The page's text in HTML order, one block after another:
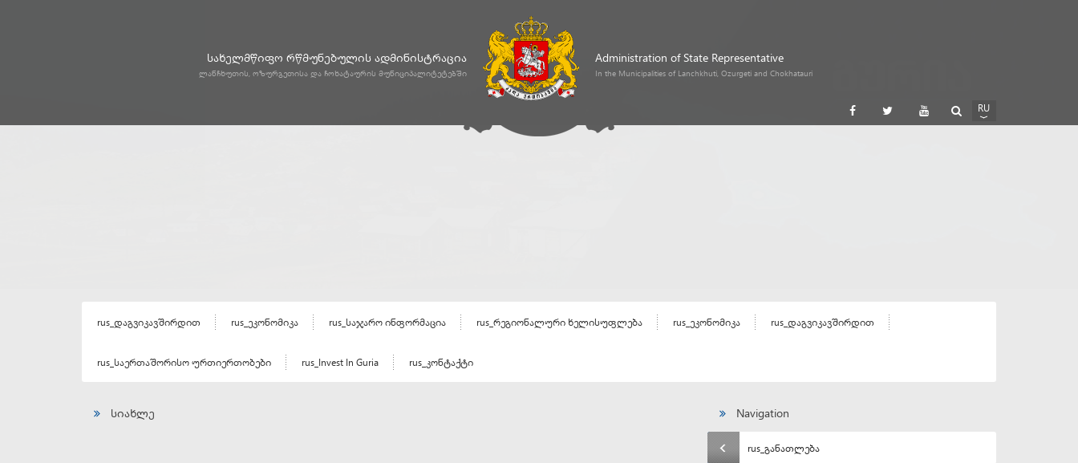
სახელმწიფო რწმუნებულის ადმინისტრაცია
ლანჩხუთის, ოზურგეთისა და ჩოხატაურის მუნიციპალიტეტებში
Administration of State Representative
In the Municipalities of Lanchkhuti, Ozurgeti and Chokhatauri
RU
rus_დაგვიკავშირდით rus_ეკონომიკა rus_საჯარო ინფორმაცია rus_რეგიონალური ხელისუფლება rus_ეკონომიკა rus_დაგვიკავშირდით
rus_საერთაშორისო ურთიერთობები rus_Invest In Guria rus_კონტაქტი
სიახლე Navigation
rus_განათლება